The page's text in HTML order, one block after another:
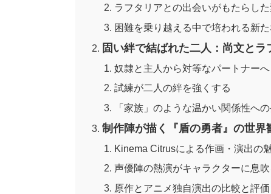
ラフタリアとの出会いがもたらし
困難を乗り越える中で培われる新
固い絆で結ばれた二人：尚文と
奴隷と主人から対等なパートナーへ
試練が二人の絆を強くする
「家族」のような温かい関係性へ
制作陣が描く『盾の勇者』の世界
Kinema Citrusによる作画・演出の
声優陣の熱演がキャラクターに息
原作とアニメ独自演出の比較と評価